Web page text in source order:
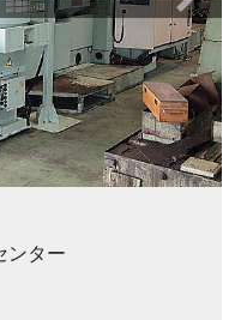
Next
ンター